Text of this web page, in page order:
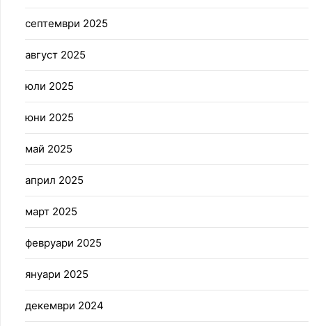
септември 2025
август 2025
юли 2025
юни 2025
май 2025
април 2025
март 2025
февруари 2025
януари 2025
декември 2024